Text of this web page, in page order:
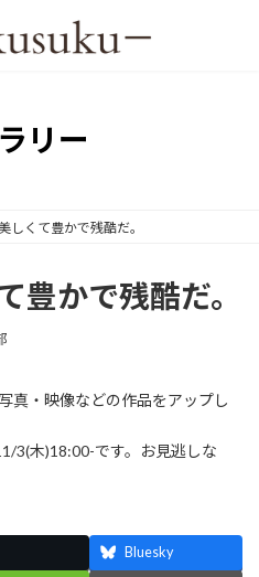
リー
しくて豊かで残酷だ。
豊かで残酷だ。
真・映像などの作品をアップし
3(木)18:00-です。お見逃しな
Bluesky